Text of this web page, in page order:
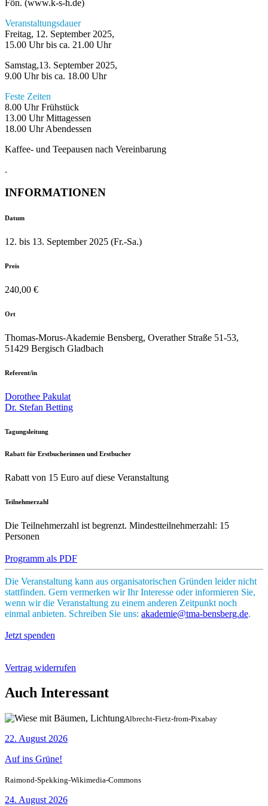
Fön. (www.k-s-h.de)
Veranstaltungsdauer
Freitag, 12. September 2025,
15.00 Uhr bis ca. 21.00 Uhr
Samstag,13. September 2025,
9.00 Uhr bis ca. 18.00 Uhr
Feste Zeiten
8.00 Uhr Frühstück
13.00 Uhr Mittagessen
18.00 Uhr Abendessen
Kaffee- und Teepausen nach Vereinbarung
.
INFORMATIONEN
Datum
12. bis 13. September 2025 (Fr.-Sa.)
Preis
240,00 €
Ort
Thomas-Morus-Akademie Bensberg, Overather Straße 51-53,
51429 Bergisch Gladbach
Referent/in
Dorothee Pakulat
Dr. Stefan Betting
Tagungsleitung
Rabatt für Erstbucherinnen und Erstbucher
Rabatt von 15 Euro auf diese Veranstaltung
Teilnehmerzahl
Die Teilnehmerzahl ist begrenzt. Mindestteilnehmerzahl: 15
Personen
Programm als PDF
Die Veranstaltung kann aus organisatorischen Gründen leider nicht
stattfinden. Gern vermerken wir Ihr Interesse oder informieren Sie,
wenn wir die Veranstaltung zu einem anderen Zeitpunkt noch
einmal anbieten. Schreiben Sie uns: akademie@tma-bensberg.de.
Jetzt spenden
Vertrag widerrufen
Auch Interessant
Albrecht-Fietz-from-Pixabay
22. August 2026
Auf ins Grüne!
Raimond-Spekking-Wikimedia-Commons
24. August 2026